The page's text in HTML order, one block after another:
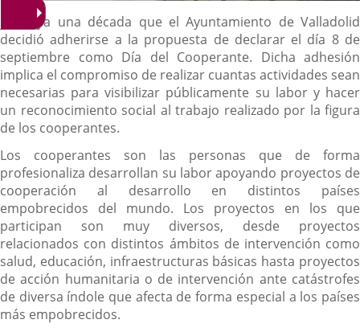
Descripción
Hace ya una década que el Ayuntamiento de Valladolid
decidió adherirse a la propuesta de declarar el día 8 de
septiembre como Día del Cooperante. Dicha adhesión
implica el compromiso de realizar cuantas actividades sean
necesarias para visibilizar públicamente su labor y hacer
un reconocimiento social al trabajo realizado por la figura
de los cooperantes.
Los cooperantes son las personas que de forma
profesionaliza desarrollan su labor apoyando proyectos de
cooperación al desarrollo en distintos países
empobrecidos del mundo. Los proyectos en los que
participan son muy diversos, desde proyectos
relacionados con distintos ámbitos de intervención como
salud, educación, infraestructuras básicas hasta proyectos
de acción humanitaria o de intervención ante catástrofes
de diversa índole que afecta de forma especial a los países
más empobrecidos.